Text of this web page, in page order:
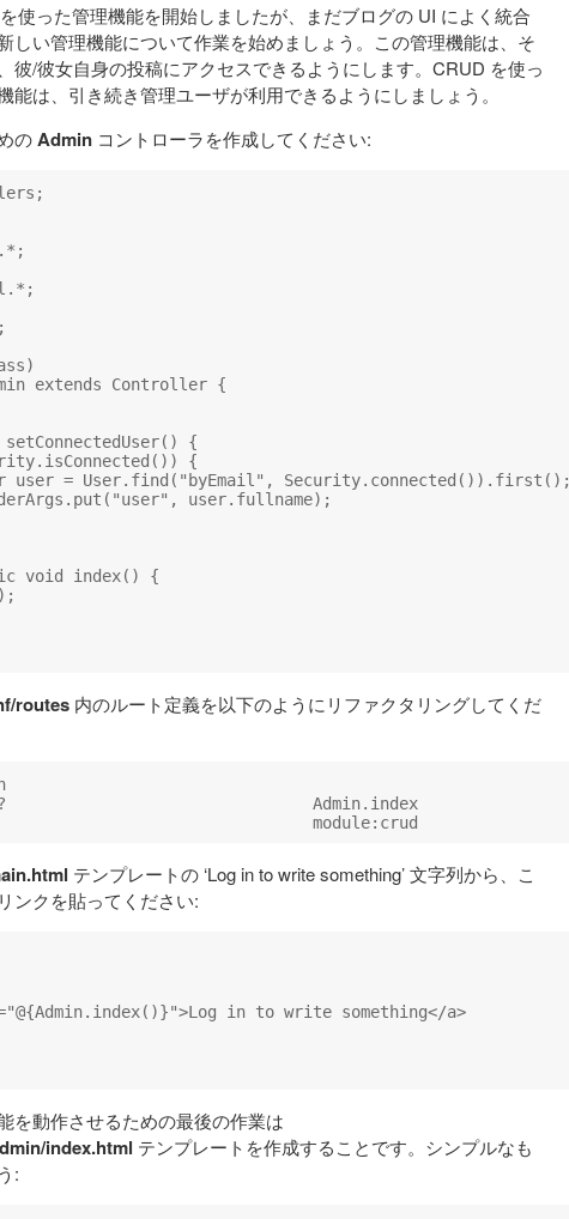
使った管理機能を開始しましたが、まだブログの UI によく統合
しい管理機能について作業を始めましょう。この管理機能は、そ
彼/彼女自身の投稿にアクセスできるようにします。CRUD を使っ
能は、引き続き管理ユーザが利用できるようにしましょう。
のAdmin コントローラを作成してください:
extends Controller {
{
{
user = User.find("byEmail", Security.connected()).first();
user.fullname);
void index() {
routes 内のルート定義を以下のようにリファクタリングしてくだ
?                                Admin.index
テンプレートの ‘Log in to write something’ 文字列から、こ
ンクを貼ってください:
in to write something</a>
を動作させるための最後の作業は
index.html テンプレートを作成することです。シンプルなも
: